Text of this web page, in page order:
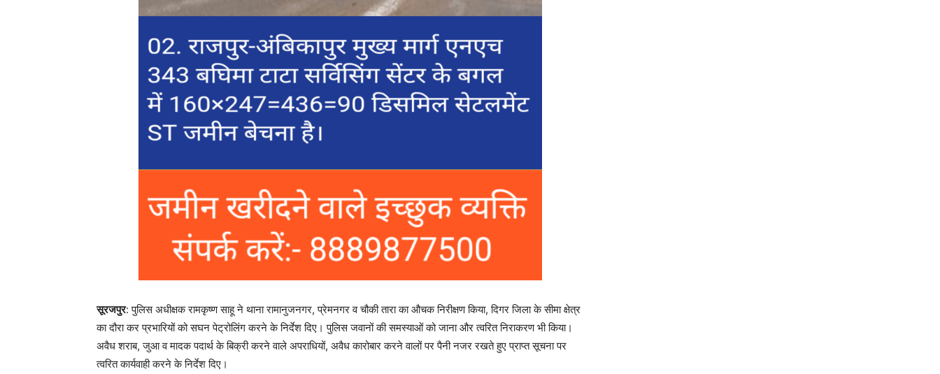
सूरजपुर: पुलिस अधीक्षक रामकृष्ण साहू ने थाना रामानुजनगर, प्रेमनगर व चौकी तारा का औचक निरीक्षण किया, दिगर जिला के सीमा क्षेत्र
का दौरा कर प्रभारियों को सघन पेट्रोलिंग करने के निर्देश दिए। पुलिस जवानों की समस्याओं को जाना और त्वरित निराकरण भी किया।
अवैध शराब, जुआ व मादक पदार्थ के बिक्री करने वाले अपराधियों, अवैध कारोबार करने वालों पर पैनी नजर रखते हुए प्राप्त सूचना पर
त्वरित कार्यवाही करने के निर्देश दिए।